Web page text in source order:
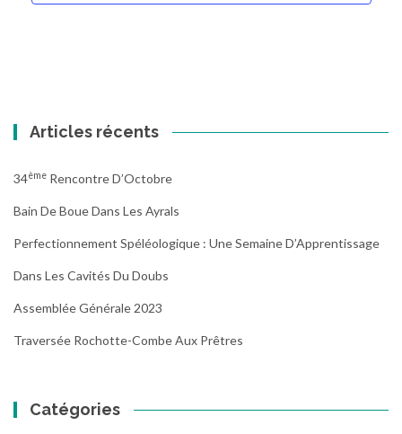
Articles récents
34Ème Rencontre D’Octobre
Bain De Boue Dans Les Ayrals
Perfectionnement Spéléologique : Une Semaine D’Apprentissage
Dans Les Cavités Du Doubs
Assemblée Générale 2023
Traversée Rochotte-Combe Aux Prêtres
Catégories